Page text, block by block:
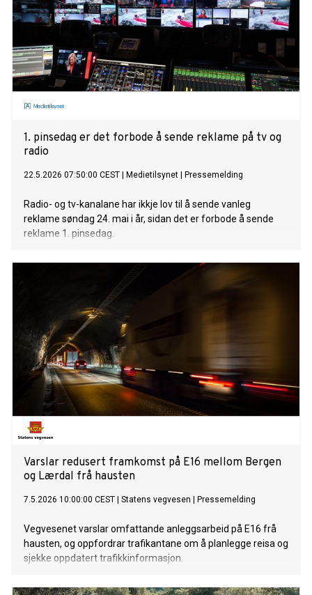
1. pinsedag er det forbode å sende reklame på tv og
radio
22.5.2026 07:50:00 CEST Medietilsynet Pressemelding
Radio- og tv-kanalane har ikkje lov til å sende vanleg
reklame søndag 24. mai i år, sidan det er forbode å sende
reklame 1. pinsedag.
Varslar redusert framkomst på E16 mellom Bergen
og Lærdal frå hausten
7.5.2026 10:00:00 CEST Statens vegvesen Pressemelding
Vegvesenet varslar omfattande anleggsarbeid på E16 frå
hausten, og oppfordrar trafikantane om å planlegge reisa og
sjekke oppdatert trafikkinformasjon.